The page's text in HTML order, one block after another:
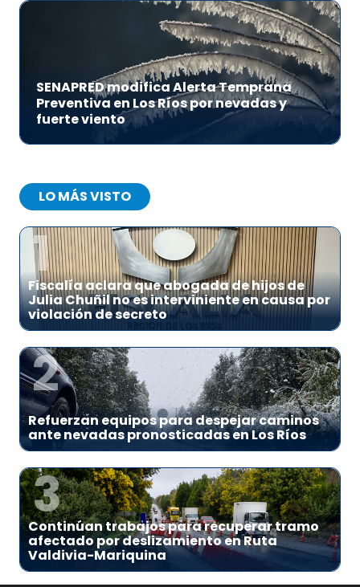
SENAPRED modifica Alerta Temprana
Preventiva en Los Ríos por nevadas y
fuerte viento
LO MÁS VISTO
1
Fiscalía aclara que abogada de hijos de
Julia Chuñil no es interviniente en causa por
violación de secreto
2
Refuerzan equipos para despejar caminos
ante nevadas pronosticadas en Los Ríos
3
Continúan trabajos para recuperar tramo
afectado por deslizamiento en Ruta
Valdivia-Mariquina